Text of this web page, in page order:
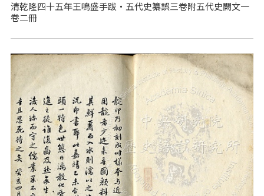
清乾隆四十五年王鳴盛手跋‧五代史纂誤三卷附五代史闕文一
卷二冊